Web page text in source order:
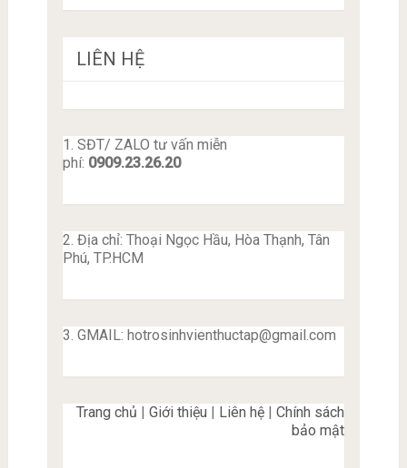
LIÊN HỆ
1. SĐT/ ZALO tư vấn miễn
phí: 0909.23.26.20
2. Địa chỉ: Thoại Ngọc Hầu, Hòa Thạnh, Tân
Phú, TP.HCM
3. GMAIL: hotrosinhvienthuctap@gmail.com
Trang chủ |Giới thiệu Liên hệ |Chính sách
bảo mật